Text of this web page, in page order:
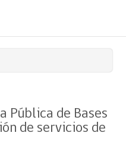
Pública de Bases
de servicios de